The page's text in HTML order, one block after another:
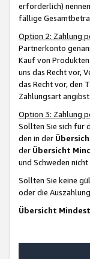
erforderlich)
fällige
Option 2: Zahlung
Partnerkonto
Kauf von
uns das Recht vor,
das Recht vor, den
Zahlungsart
Option 3: Zahlung
Sollten Sie sich für
den in der
der Übersicht
und Schweden
Sollten Sie keine
oder die
Übersicht